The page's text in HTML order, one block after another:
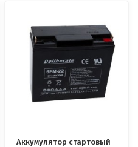
Аккумулятор стартовый